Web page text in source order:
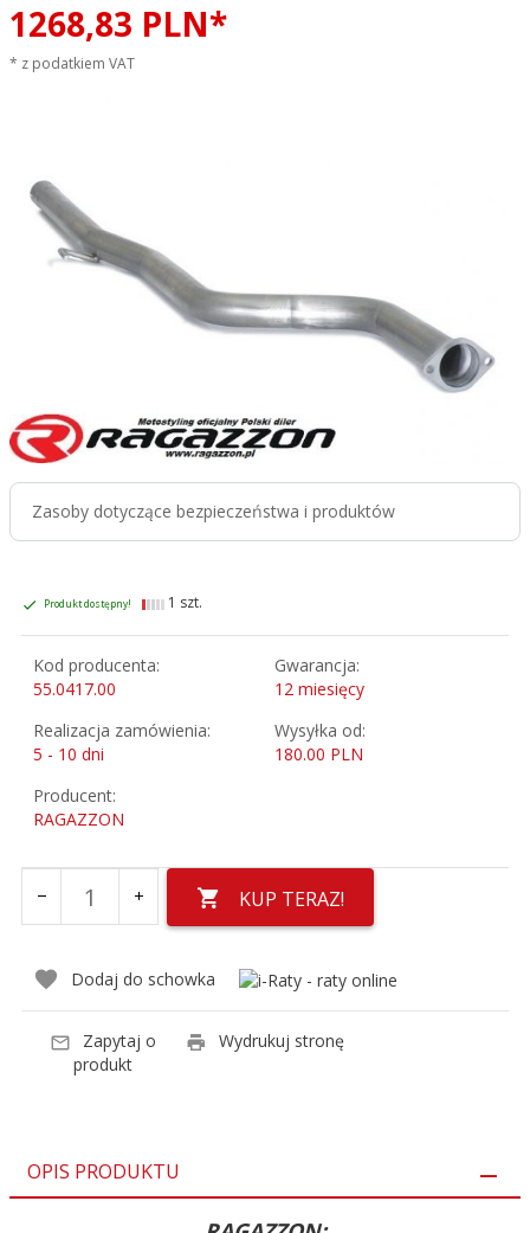
1268,83 PLN*
* z podatkiem VAT
Zasoby dotyczące bezpieczeństwa i produktów
Produkt dostępny! 1 szt.
Kod producenta:
55.0417.00
Gwarancja:
12 miesięcy
Realizacja zamówienia:
5 - 10 dni
Wysyłka od:
180.00 PLN
Producent:
RAGAZZON
KUP TERAZ!
Dodaj do schowka
Zapytaj o
produkt
Wydrukuj stronę
OPIS PRODUKTU